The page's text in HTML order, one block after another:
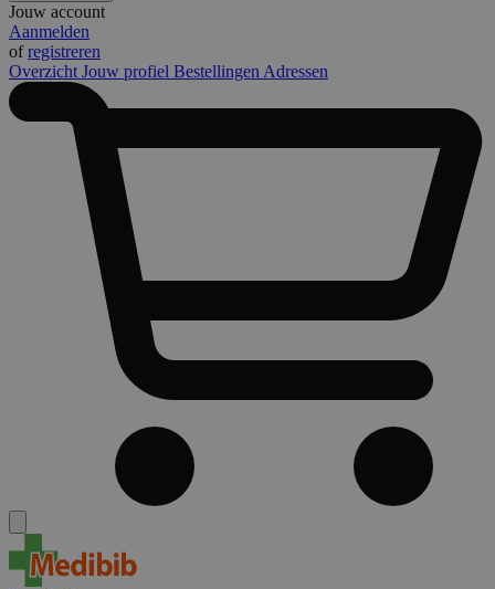
Jouw account
Aanmelden
ofregistreren
Overzicht Jouw profiel Bestellingen Adressen